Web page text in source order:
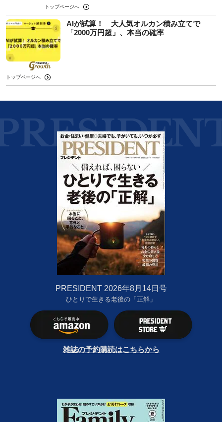
トップページへ
AIが試算！ 大人気オルカン積み立てで
「2000万円超」、本当の確率
トップページへ
PRESIDENT 2026年8月14日号
ひとりで生きる老後の「正解」
雑誌の予約購読はこちらから